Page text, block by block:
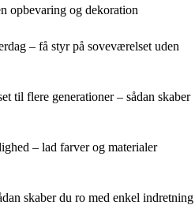
opbevaring og dekoration
– få styr på soveværelset uden
til flere generationer – sådan skaber
– lad farver og materialer
skaber du ro med enkel indretning